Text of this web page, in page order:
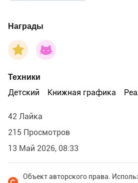
Награды
Техники
Детский
Книжная графика
42 Лайка
215 Просмотров
13 Май 2026, 08:33
Объект авторского права.